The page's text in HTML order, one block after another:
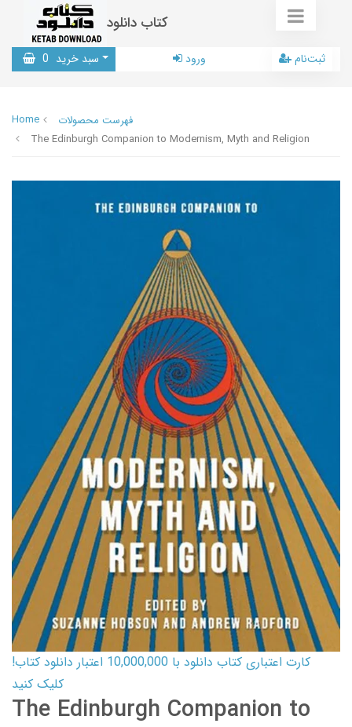
کتاب دانلود
سبد خرید 0 ورود ثبت‌نام
Home
فهرست محصولات
The Edinburgh Companion to Modernism, Myth and Religion
کارت اعتباری کتاب دانلود با 10,000,000 اعتبار دانلود کتاب!
کلیک کنید
The Edinburgh Companion to